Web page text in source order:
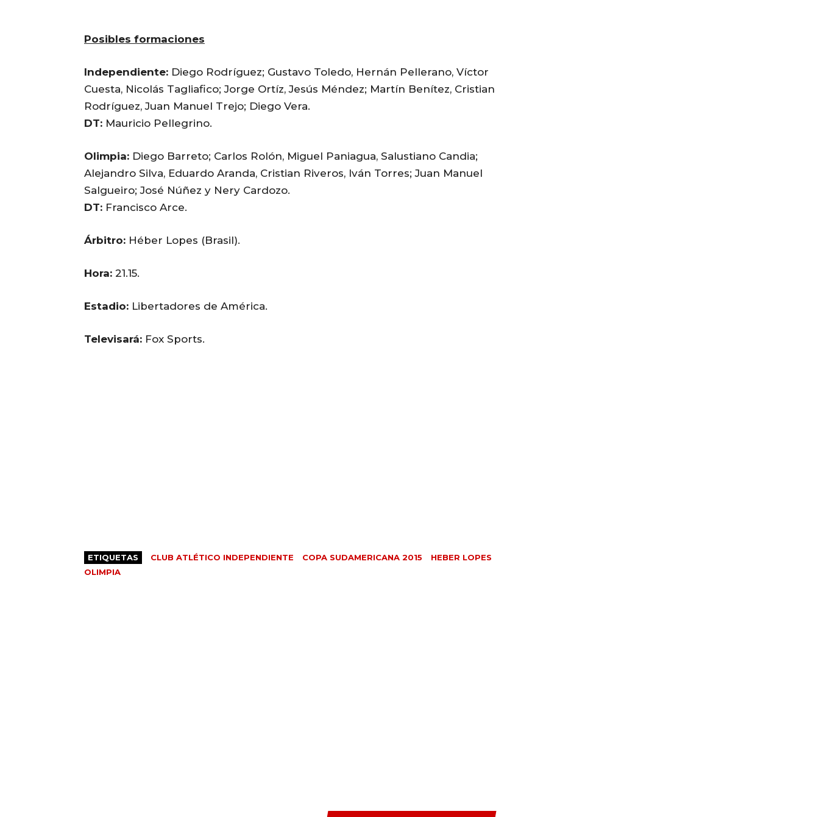
Posibles formaciones
Independiente: Diego Rodríguez; Gustavo Toledo, Hernán Pellerano, Víctor
Cuesta, Nicolás Tagliafico; Jorge Ortíz, Jesús Méndez; Martín Benítez, Cristian
Rodríguez, Juan Manuel Trejo; Diego Vera.
DT: Mauricio Pellegrino.
Olimpia: Diego Barreto; Carlos Rolón, Miguel Paniagua, Salustiano Candia;
Alejandro Silva, Eduardo Aranda, Cristian Riveros, Iván Torres; Juan Manuel
Salgueiro; José Núñez y Nery Cardozo.
DT: Francisco Arce.
Árbitro: Héber Lopes (Brasil).
Hora: 21.15.
Estadio: Libertadores de América.
Televisará: Fox Sports.
ETIQUETAS CLUB ATLÉTICO INDEPENDIENTE COPA SUDAMERICANA 2015
HEBER LOPES
OLIMPIA